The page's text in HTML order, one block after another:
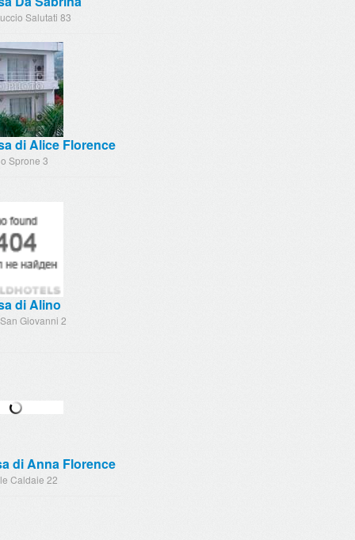
Salutati 83
di Alice Florence
Sprone 3
di Alino
Giovanni 2
di Anna Florence
Caldaie 22